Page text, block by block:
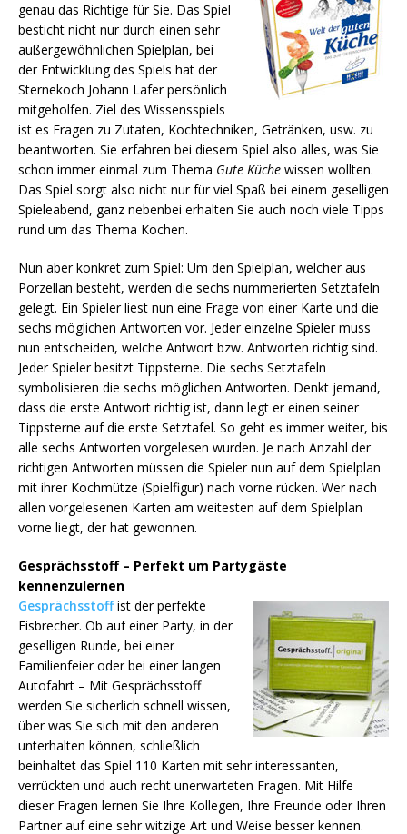
genau das Richtige für Sie. Das Spiel
besticht nicht nur durch einen sehr
außergewöhnlichen Spielplan, bei
der Entwicklung des Spiels hat der
Sternekoch Johann Lafer persönlich
mitgeholfen. Ziel des Wissensspiels
ist es Fragen zu Zutaten, Kochtechniken, Getränken, usw. zu
beantworten. Sie erfahren bei diesem Spiel also alles, was Sie
schon immer einmal zum Thema Gute Küche wissen wollten.
Das Spiel sorgt also nicht nur für viel Spaß bei einem geselligen
Spieleabend, ganz nebenbei erhalten Sie auch noch viele Tipps
rund um das Thema Kochen.
Nun aber konkret zum Spiel: Um den Spielplan, welcher aus
Porzellan besteht, werden die sechs nummerierten Setztafeln
gelegt. Ein Spieler liest nun eine Frage von einer Karte und die
sechs möglichen Antworten vor. Jeder einzelne Spieler muss
nun entscheiden, welche Antwort bzw. Antworten richtig sind.
Jeder Spieler besitzt Tippsterne. Die sechs Setztafeln
symbolisieren die sechs möglichen Antworten. Denkt jemand,
dass die erste Antwort richtig ist, dann legt er einen seiner
Tippsterne auf die erste Setztafel. So geht es immer weiter, bis
alle sechs Antworten vorgelesen wurden. Je nach Anzahl der
richtigen Antworten müssen die Spieler nun auf dem Spielplan
mit ihrer Kochmütze (Spielfigur) nach vorne rücken. Wer nach
allen vorgelesenen Karten am weitesten auf dem Spielplan
vorne liegt, der hat gewonnen.
Gesprächsstoff – Perfekt um Partygäste
kennenzulernen
Gesprächsstoffist der perfekte
Eisbrecher. Ob auf einer Party, in der
geselligen Runde, bei einer
Familienfeier oder bei einer langen
Autofahrt – Mit Gesprächsstoff
werden Sie sicherlich schnell wissen,
über was Sie sich mit den anderen
unterhalten können, schließlich
beinhaltet das Spiel 110 Karten mit sehr interessanten,
verrückten und auch recht unerwarteten Fragen. Mit Hilfe
dieser Fragen lernen Sie Ihre Kollegen, Ihre Freunde oder Ihren
Partner auf eine sehr witzige Art und Weise besser kennen.